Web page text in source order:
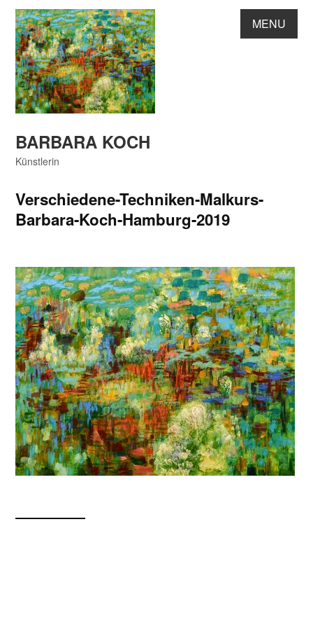
Skip
content
BARBARA KOCH
Künstlerin
MENU
Verschiedene-Techniken-Malkurs-
Barbara-Koch-Hamburg-2019